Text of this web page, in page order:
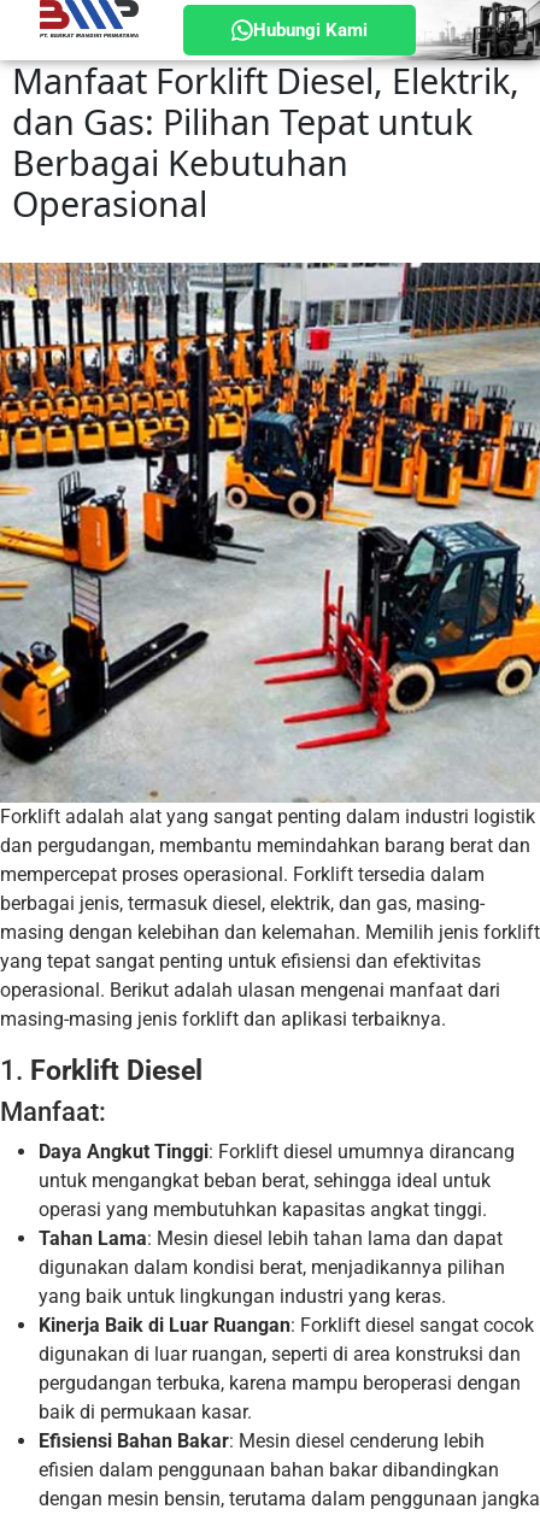
Hubungi Kami
Manfaat Forklift Diesel, Elektrik,
dan Gas: Pilihan Tepat untuk
Berbagai Kebutuhan
Operasional
Forklift adalah alat yang sangat penting dalam industri logistik
dan pergudangan, membantu memindahkan barang berat dan
mempercepat proses operasional. Forklift tersedia dalam
berbagai jenis, termasuk diesel, elektrik, dan gas, masing-
masing dengan kelebihan dan kelemahan. Memilih jenis forklift
yang tepat sangat penting untuk efisiensi dan efektivitas
operasional. Berikut adalah ulasan mengenai manfaat dari
masing-masing jenis forklift dan aplikasi terbaiknya.
1. Forklift Diesel
Manfaat:
Daya Angkut Tinggi: Forklift diesel umumnya dirancang
untuk mengangkat beban berat, sehingga ideal untuk
operasi yang membutuhkan kapasitas angkat tinggi.
Tahan Lama: Mesin diesel lebih tahan lama dan dapat
digunakan dalam kondisi berat, menjadikannya pilihan
yang baik untuk lingkungan industri yang keras.
Kinerja Baik di Luar Ruangan: Forklift diesel sangat cocok
digunakan di luar ruangan, seperti di area konstruksi dan
pergudangan terbuka, karena mampu beroperasi dengan
baik di permukaan kasar.
Efisiensi Bahan Bakar: Mesin diesel cenderung lebih
efisien dalam penggunaan bahan bakar dibandingkan
dengan mesin bensin, terutama dalam penggunaan jangka